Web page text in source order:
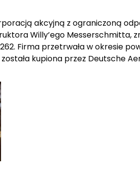
akcyjną z ograniczoną
Willy’ego Messerschmitta,
Firma przetrwała w okresie
kupiona przez Deutsche